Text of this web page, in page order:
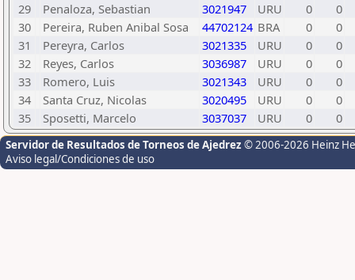
29
Penaloza, Sebastian 3021947 URU 0
0
30
Pereira, Ruben Anibal Sosa 44702124 BRA 0
0
31
Pereyra, Carlos 3021335 URU 0
0
32
Reyes, Carlos 3036987 URU 0
0
33
Romero, Luis 3021343 URU 0
0
34
Santa Cruz, Nicolas 3020495 URU 0
0
35
Sposetti, Marcelo 3037037 URU 0 0
Servidor de Resultados de Torneos de Ajedrez © 2006-2026 Heinz
Aviso legal/Condiciones de uso